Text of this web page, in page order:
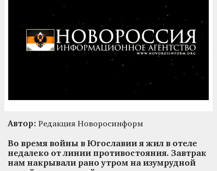
Автор: Редакция Новоросинформ
Во время войны в Югославии я жил в отеле
недалеко от линии противостояния. Завтрак
нам накрывали рано утром на изумрудной